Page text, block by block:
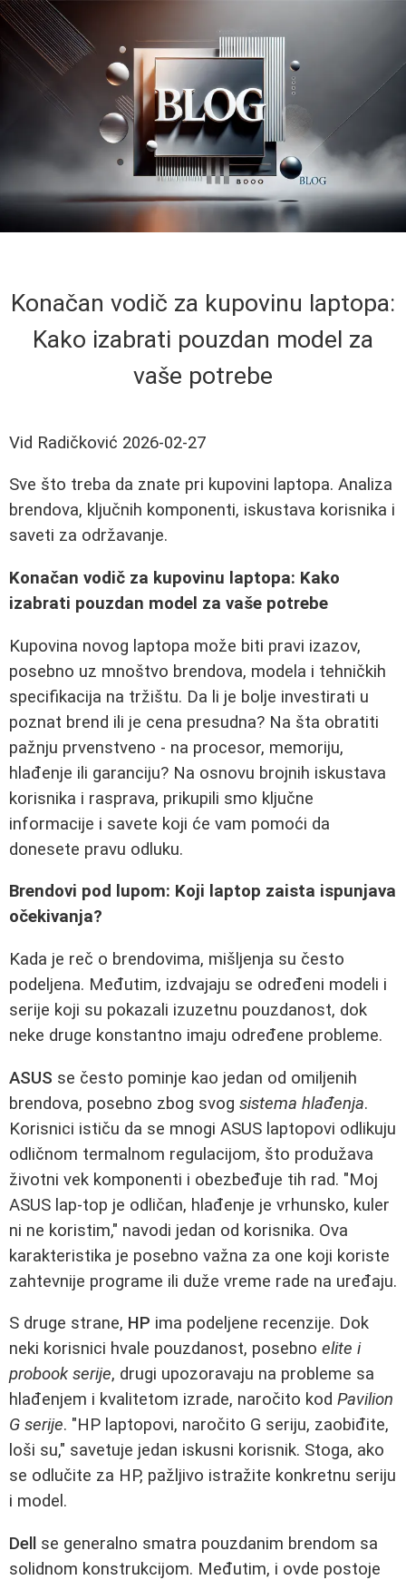
Konačan vodič za kupovinu laptopa:
Kako izabrati pouzdan model za
vaše potrebe
Vid Radičković 2026-02-27
Sve što treba da znate pri kupovini laptopa. Analiza
brendova, ključnih komponenti, iskustava korisnika i
saveti za održavanje.
Konačan vodič za kupovinu laptopa: Kako
izabrati pouzdan model za vaše potrebe
Kupovina novog laptopa može biti pravi izazov,
posebno uz mnoštvo brendova, modela i tehničkih
specifikacija na tržištu. Da li je bolje investirati u
poznat brend ili je cena presudna? Na šta obratiti
pažnju prvenstveno - na procesor, memoriju,
hlađenje ili garanciju? Na osnovu brojnih iskustava
korisnika i rasprava, prikupili smo ključne
informacije i savete koji će vam pomoći da
donesete pravu odluku.
Brendovi pod lupom: Koji laptop zaista ispunjava
očekivanja?
Kada je reč o brendovima, mišljenja su često
podeljena. Međutim, izdvajaju se određeni modeli i
serije koji su pokazali izuzetnu pouzdanost, dok
neke druge konstantno imaju određene probleme.
ASUS se često pominje kao jedan od omiljenih
brendova, posebno zbog svog sistema hlađenja.
Korisnici ističu da se mnogi ASUS laptopovi odlikuju
odličnom termalnom regulacijom, što produžava
životni vek komponenti i obezbeđuje tih rad. "Moj
ASUS lap-top je odličan, hlađenje je vrhunsko, kuler
ni ne koristim," navodi jedan od korisnika. Ova
karakteristika je posebno važna za one koji koriste
zahtevnije programe ili duže vreme rade na uređaju.
S druge strane, HP ima podeljene recenzije. Dok
neki korisnici hvale pouzdanost, posebno elite i
probook serije, drugi upozoravaju na probleme sa
hlađenjem i kvalitetom izrade, naročito kod Pavilion
G serije. "HP laptopovi, naročito G seriju, zaobiđite,
loši su," savetuje jedan iskusni korisnik. Stoga, ako
se odlučite za HP, pažljivo istražite konkretnu seriju
i model.
Dell
se generalno smatra pouzdanim brendom sa
solidnom konstrukcijom. Međutim, i ovde postoje